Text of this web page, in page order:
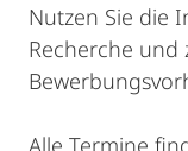
Nutzen Sie die
Recherche und
Alle Termine